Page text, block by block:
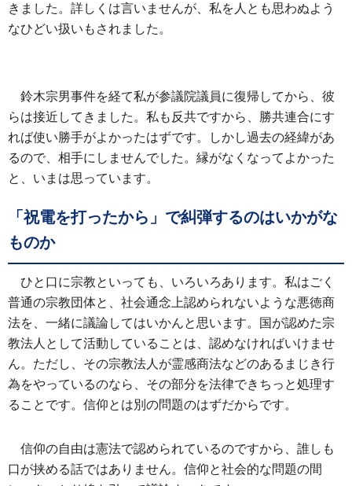
きました。詳しくは言いませんが、私を人とも思わぬよう
なひどい扱いもされました。
鈴木宗男事件を経て私が参議院議員に復帰してから、彼
らは接近してきました。私も反共ですから、勝共連合にす
れば使い勝手がよかったはずです。しかし過去の経緯があ
るので、相手にしませんでした。縁がなくなってよかった
と、いまは思っています。
「祝電を打ったから」で糾弾するのはいかがな
ものか
ひと口に宗教といっても、いろいろあります。私はごく
普通の宗教団体と、社会通念上認められないような悪徳商
法を、一緒に議論してはいかんと思います。国が認めた宗
教法人として活動していることは、認めなければいけませ
ん。ただし、その宗教法人が霊感商法などのあるまじき行
為をやっているのなら、その部分を法律できちっと処理す
ることです。信仰とは別の問題のはずだからです。
信仰の自由は憲法で認められているのですから、誰しも
口が挟める話ではありません。信仰と社会的な問題の間